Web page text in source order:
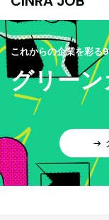
これからの企業を彩る
グリー